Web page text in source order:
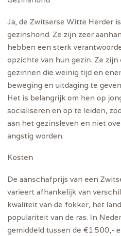
Ja, de Zwitserse Witte Herder
gezinshond. Ze zijn zeer
hebben een sterk
opzichte van hun gezin. Ze
gezinnen die weinig tijd en
beweging en uitdaging te
Het is belangrijk om hen op
socialiseren en op te leiden,
aan het gezinsleven en niet
angstig worden.
Kosten
De aanschafprijs van een
varieert afhankelijk van
kwaliteit van de fokker, het
populariteit van de ras. In
gemiddeld tussen de €1.500,-